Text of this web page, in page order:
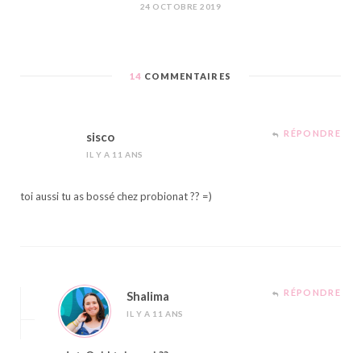
24 OCTOBRE 2019
14 COMMENTAIRES
sisco
IL Y A 11 ANS
RÉPONDRE
toi aussi tu as bossé chez probionat ?? =)
Shalima
IL Y A 11 ANS
RÉPONDRE